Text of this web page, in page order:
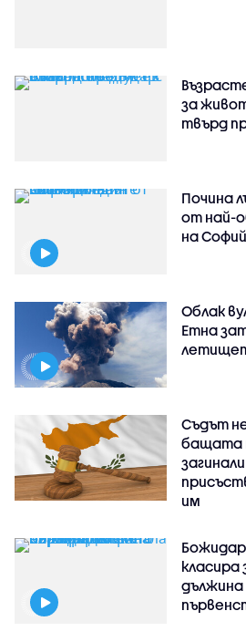
за
твърд
Почина
от най-
на
Облак
Етна
Съдът
бащата
им
класира
дължина